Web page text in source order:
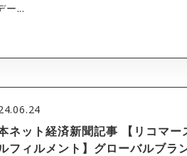
ー...
ネット経済新聞記事 【リコマ
フィルメント】グローバルブラ